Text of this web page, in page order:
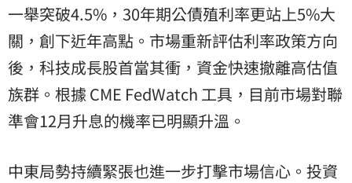
一舉突破4.5%，30年期公債殖利率更站上5%大
關，創下近年高點。市場重新評估利率政策方向
後，科技成長股首當其衝，資金快速撤離高估值
族群。根據 CME FedWatch 工具，目前市場對聯
準會12月升息的機率已明顯升溫。
中東局勢持續緊張也進一步打擊市場信心。投資